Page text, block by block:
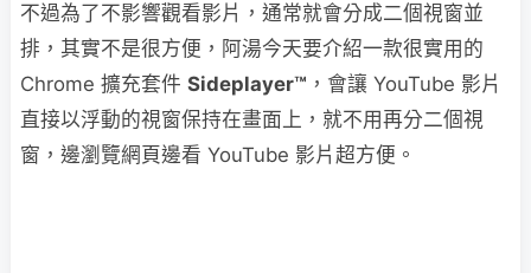
不過為了不影響觀看影片，通常就會分成二個視窗並
排，其實不是很方便，阿湯今天要介紹一款很實用的
Chrome 擴充套件 Sideplayer™ ，會讓 YouTube 影片
直接以浮動的視窗保持在畫面上，就不用再分二個視
窗，邊瀏覽網頁邊看 YouTube 影片超方便。